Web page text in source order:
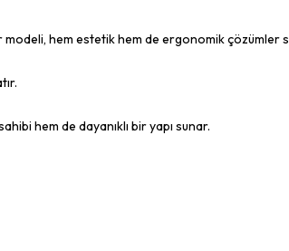
hem estetik hem de ergonomik çözümler
hem de dayanıklı bir yapı sunar.